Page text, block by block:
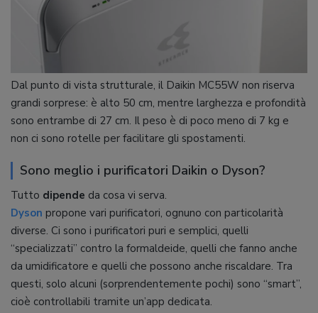
Dal punto di vista strutturale, il Daikin MC55W non riserva
grandi sorprese: è alto 50 cm, mentre larghezza e profondità
sono entrambe di 27 cm. Il peso è di poco meno di 7 kg e
non ci sono rotelle per facilitare gli spostamenti.
Sono meglio i purificatori Daikin o Dyson?
Tutto dipende da cosa vi serva.
Dyson propone vari purificatori, ognuno con particolarità
diverse. Ci sono i purificatori puri e semplici, quelli
“specializzati” contro la formaldeide, quelli che fanno anche
da umidificatore e quelli che possono anche riscaldare. Tra
questi, solo alcuni (sorprendentemente pochi) sono “smart”,
cioè controllabili tramite un’app dedicata.